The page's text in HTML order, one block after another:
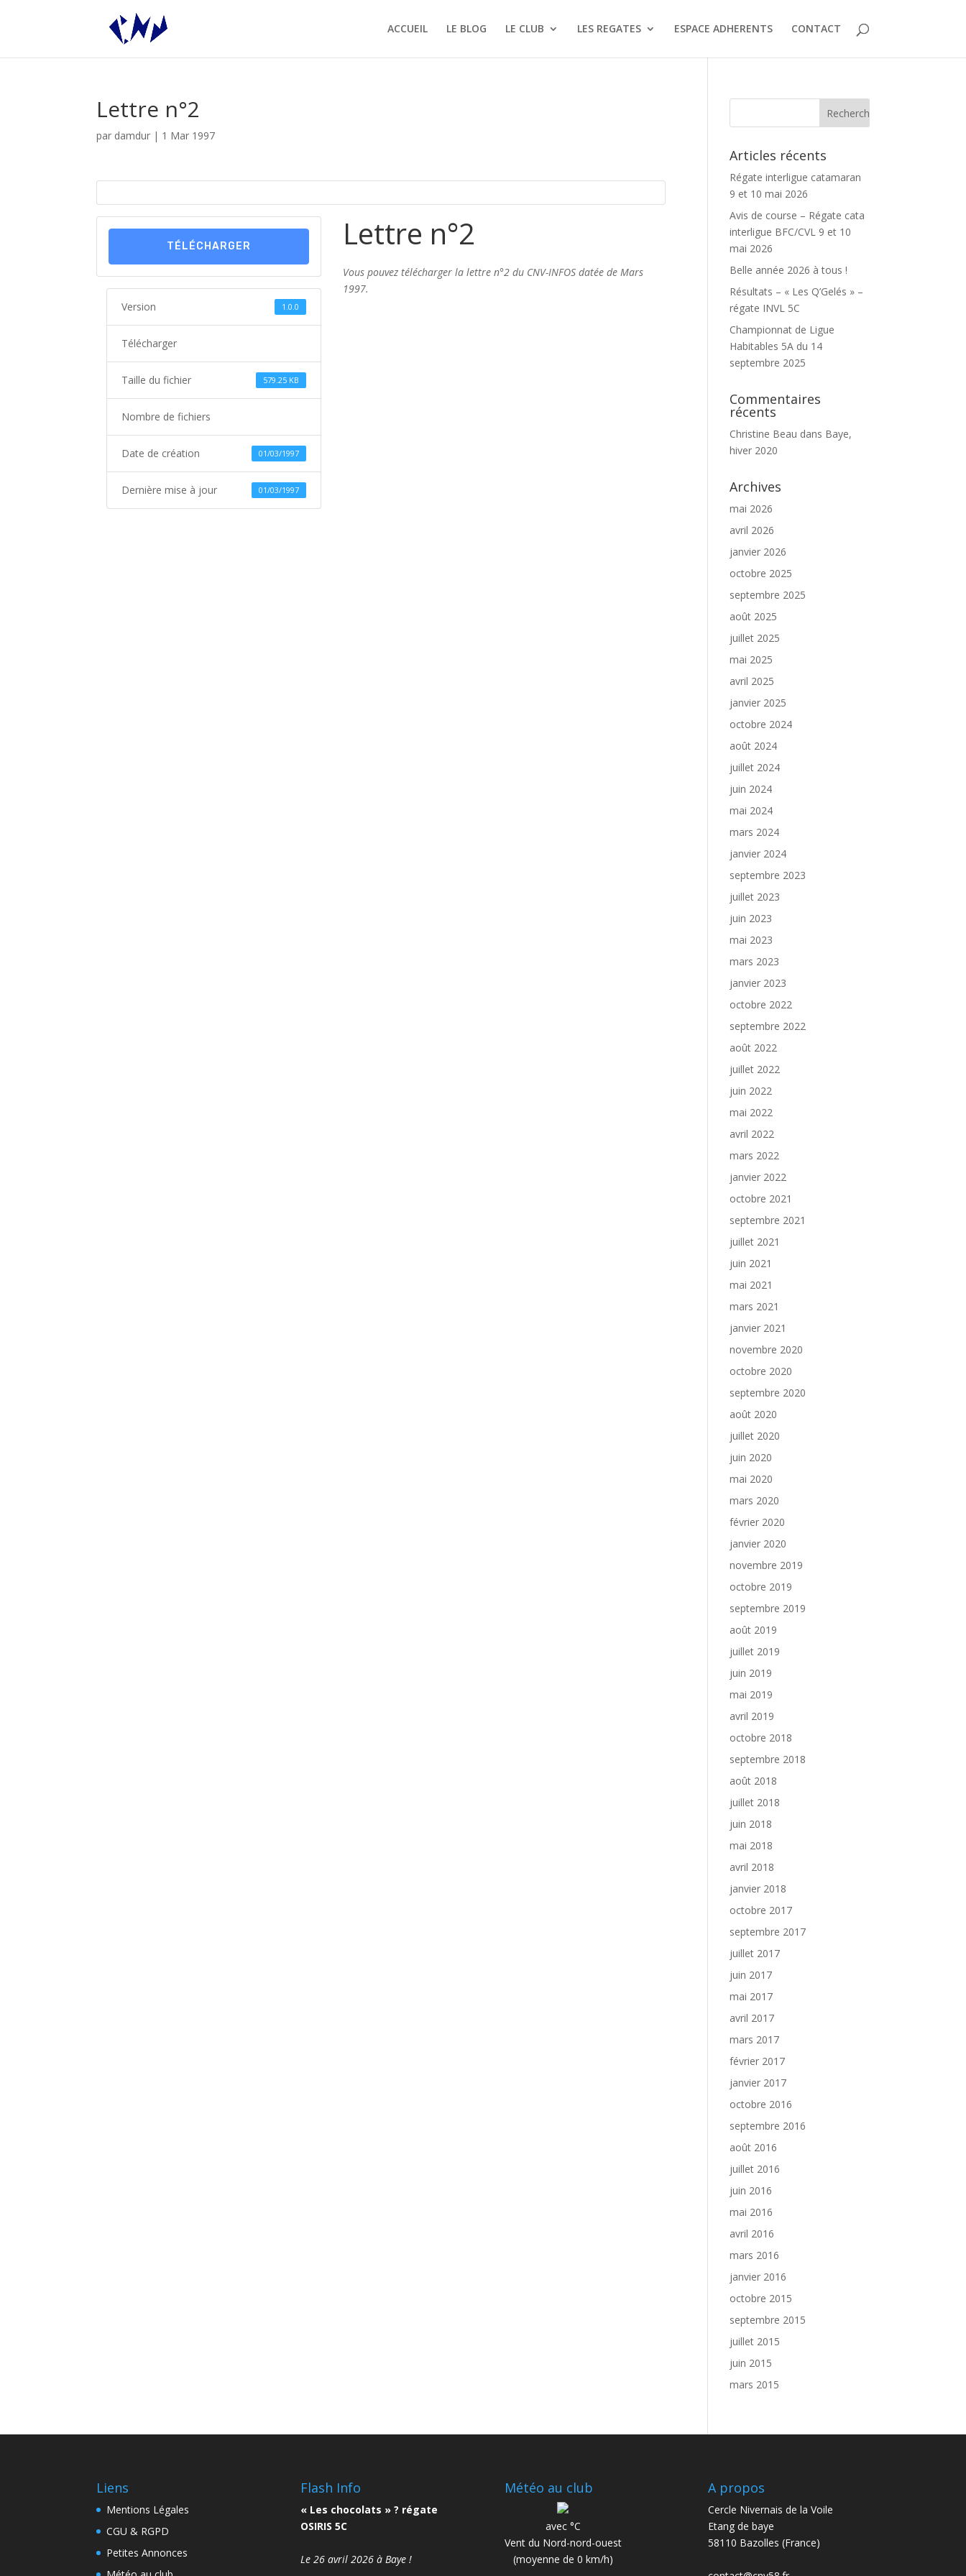
ACCUEIL LE BLOG LE CLUB LES REGATES ESPACE ADHERENTS CONTACT
Lettre n°2
par damdur | 1 Mar 1997
TÉLÉCHARGER
Version 1.0.0
Télécharger
Taille du fichier 579.25 KB
Nombre de fichiers
Date de création 01/03/1997
Dernière mise à jour 01/03/1997
Lettre n°2
Vous pouvez télécharger la lettre n°2 du CNV-INFOS datée de Mars
1997.
Articles récents
Régate interligue catamaran
9 et 10 mai 2026
Avis de course – Régate cata
interligue BFC/CVL 9 et 10
mai 2026
Belle année 2026 à tous !
Résultats – « Les Q’Gelés » –
régate INVL 5C
Championnat de Ligue
Habitables 5A du 14
septembre 2025
Commentaires
récents
Christine Beau dans Baye,
hiver 2020
Archives
mai 2026
avril 2026
janvier 2026
octobre 2025
septembre 2025
août 2025
juillet 2025
mai 2025
avril 2025
janvier 2025
octobre 2024
août 2024
juillet 2024
juin 2024
mai 2024
mars 2024
janvier 2024
septembre 2023
juillet 2023
juin 2023
mai 2023
mars 2023
janvier 2023
octobre 2022
septembre 2022
août 2022
juillet 2022
juin 2022
mai 2022
avril 2022
mars 2022
janvier 2022
octobre 2021
septembre 2021
juillet 2021
juin 2021
mai 2021
mars 2021
janvier 2021
novembre 2020
octobre 2020
septembre 2020
août 2020
juillet 2020
juin 2020
mai 2020
mars 2020
février 2020
janvier 2020
novembre 2019
octobre 2019
septembre 2019
août 2019
juillet 2019
juin 2019
mai 2019
avril 2019
octobre 2018
septembre 2018
août 2018
juillet 2018
juin 2018
mai 2018
avril 2018
janvier 2018
octobre 2017
septembre 2017
juillet 2017
juin 2017
mai 2017
avril 2017
mars 2017
février 2017
janvier 2017
octobre 2016
septembre 2016
août 2016
juillet 2016
juin 2016
mai 2016
avril 2016
mars 2016
janvier 2016
octobre 2015
septembre 2015
juillet 2015
juin 2015
mars 2015
Liens
Mentions Légales
CGU & RGPD
Petites Annonces
Flash Info
« Les chocolats » ? régate
OSIRIS 5C
Le 26 avril 2026 à Baye !
Météo au club
avec °C
Vent du Nord-nord-ouest
(moyenne de 0 km/h)
A propos
Cercle Nivernais de la Voile
Etang de baye
58110 Bazolles (France)